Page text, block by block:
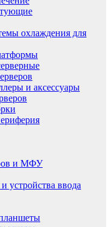
охлаждения для
и аксессуары
и МФУ
устройства ввода